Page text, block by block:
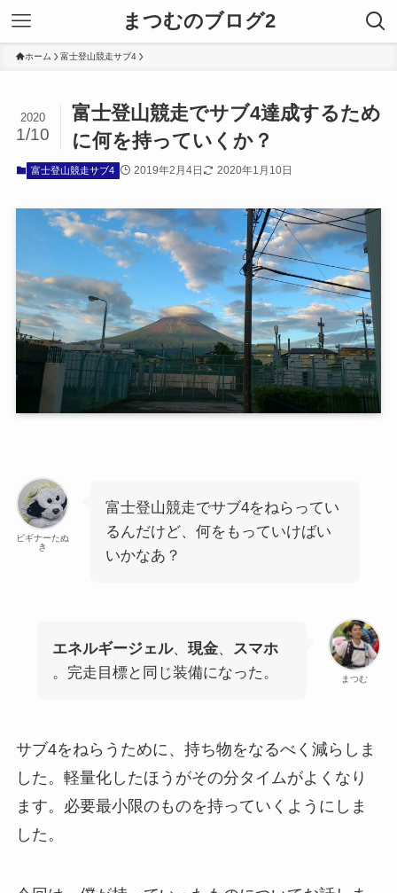
まつむのブログ2
ホーム 富士登山競走サブ4
富士登山競走でサブ4達成するため
に何を持っていくか？
2020
1/10
富士登山競走サブ4 2019年2月4日 2020年1月10日
ビギナーたぬ
き
富士登山競走でサブ4をねらってい
るんだけど、何をもっていけばい
いかなあ？
まつむ
エネルギージェル、 現金、 スマホ
。完走目標と同じ装備になった。
サブ4をねらうために、持ち物をなるべく減らしま
した。軽量化したほうがその分タイムがよくなり
ます。必要最小限のものを持っていくようにしま
した。